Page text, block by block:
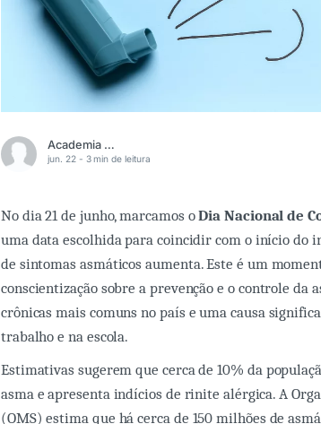
Academia Médica
jun. 22 - 3 min de leitura
No dia 21 de junho, marcamos oDia Nacional de
uma data escolhida para coincidir com o início do
de sintomas asmáticos aumenta. Este é um
conscientização sobre a prevenção e o controle da
crônicas mais comuns no país e uma causa
trabalho e na escola.
Estimativas sugerem que cerca de 10% da
asma e apresenta indícios de rinite alérgica. A
(OMS) estima que há cerca de 150 milhões de